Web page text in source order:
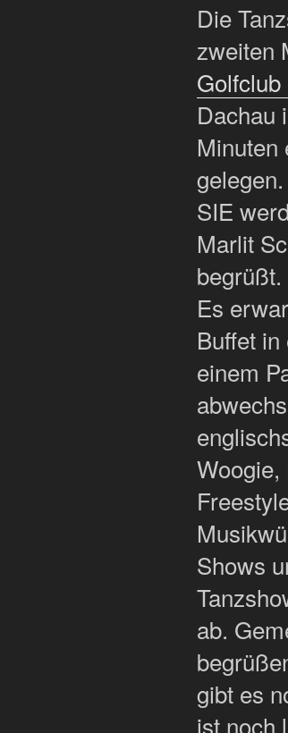
Die
zweiten
Dachau
gelegen.
SIE
Marlit
begrüßt.
Es
Buffet
einem
Woogie,
Shows
ab.
gibt es
ist noch